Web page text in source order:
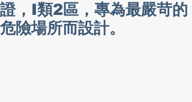
證，I類2區，專為最嚴苛的
危險場所而設計。